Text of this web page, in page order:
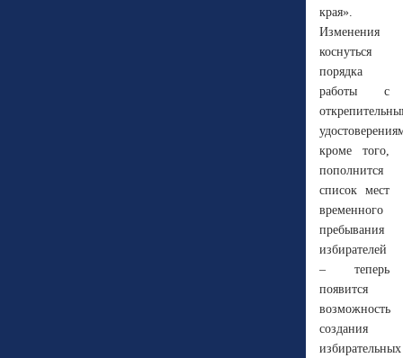
края».
Изменения
коснуться
порядка
работы с
кроме того,
пополнится
список мест
временного
пребывания
избирателей
– теперь
появится
возможность
создания
избирательных